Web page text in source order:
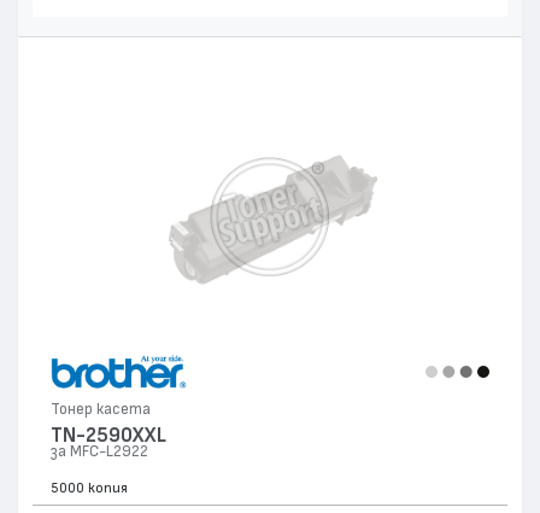
Тонер касета
TN-2590XXL
за MFC-L2922
5000 копия